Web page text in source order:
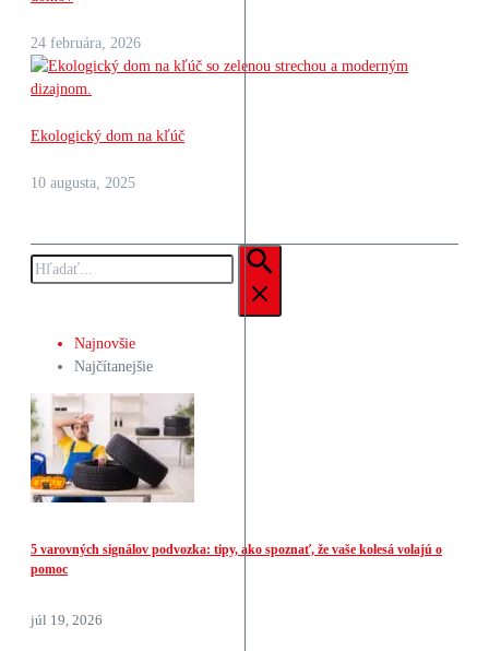
24 februára, 2026
Ekologický dom na kľúč
10 augusta, 2025
Hľadať:
Najnovšie
Najčítanejšie
5 varovných signálov podvozka: tipy, ako spoznať, že vaše kolesá volajú o
pomoc
júl 19, 2026